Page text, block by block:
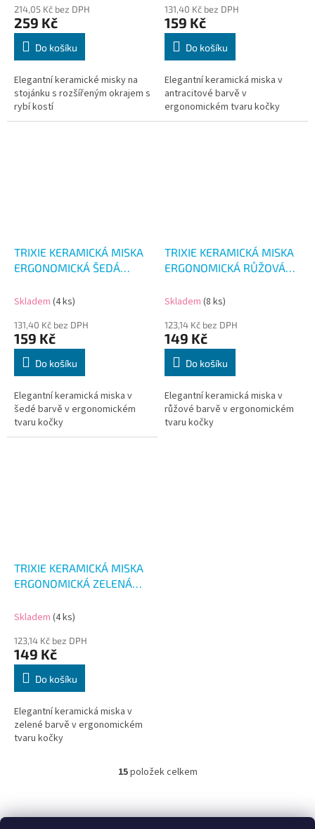
214,05 Kč bez DPH
259 Kč
Do košíku
Elegantní keramické misky na
stojánku s rozšířeným okrajem s
rybí kostí
131,40 Kč bez DPH
159 Kč
Do košíku
Elegantní keramická miska v
antracitové barvě v
ergonomickém tvaru kočky
TRIXIE KERAMICKÁ MISKA
ERGONOMICKÁ ŠEDÁ
Skladem (4 ks)
131,40 Kč bez DPH
159 Kč
Do košíku
Elegantní keramická miska v
šedé barvě v ergonomickém
tvaru kočky
TRIXIE KERAMICKÁ MISKA
ERGONOMICKÁ RŮŽOVÁ
Skladem (8 ks)
123,14 Kč bez DPH
149 Kč
Do košíku
Elegantní keramická miska v
růžové barvě v ergonomickém
tvaru kočky
TRIXIE KERAMICKÁ MISKA
ERGONOMICKÁ ZELENÁ
Skladem (4 ks)
123,14 Kč bez DPH
149 Kč
Do košíku
Elegantní keramická miska v
zelené barvě v ergonomickém
tvaru kočky
O
á
15položek celkem
á